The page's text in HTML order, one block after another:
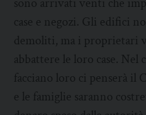
sono arrivati venti che
case e negozi. Gli edifici
demoliti, ma i proprietari
abbattere le loro case. Nel
facciano loro ci penserà il
e le famiglie saranno